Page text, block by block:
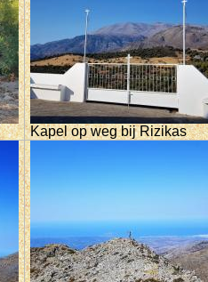
Kapel op weg bij Rizikas